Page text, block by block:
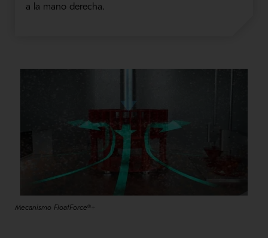
a la mano derecha.
Mecanismo FloatForce®+